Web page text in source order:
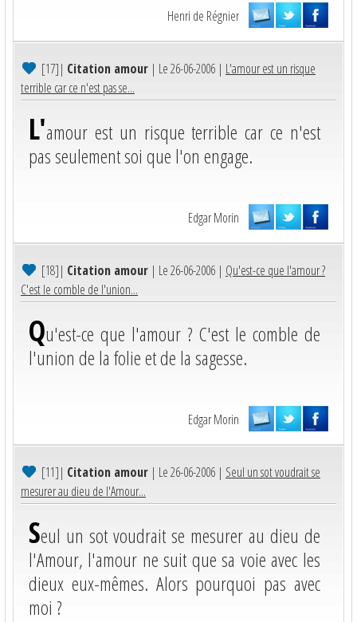
Henri de Régnier
[17]| Citation amour | Le 26-06-2006 | L'amour est un risque
terrible car ce n'est pas se...
L'amour est un risque terrible car ce n'est
pas seulement soi que l'on engage.
Edgar Morin
[18]| Citation amour | Le 26-06-2006 | Qu'est-ce que l'amour ?
C'est le comble de l'union...
Qu'est-ce que l'amour ? C'est le comble de
l'union de la folie et de la sagesse.
Edgar Morin
[11]| Citation amour | Le 26-06-2006 | Seul un sot voudrait se
mesurer au dieu de l'Amour...
Seul un sot voudrait se mesurer au dieu de
l'Amour, l'amour ne suit que sa voie avec les
dieux eux-mêmes. Alors pourquoi pas avec
moi ?